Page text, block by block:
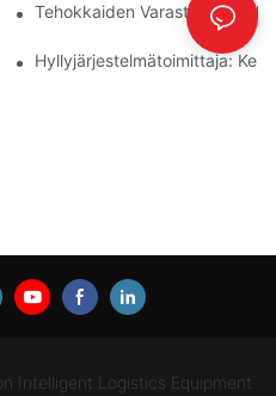
Trendit Ja Innovaatiot
Tehokkaiden
Etsiä
Hyllyjärjestelmätoimittaja:
Intelligent Logistics Equipment